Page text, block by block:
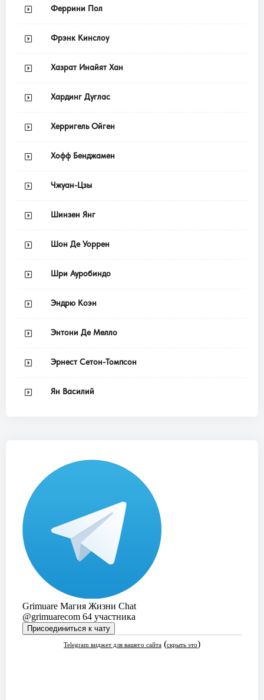
Феррини Пол
Фрэнк Кинслоу
Хазрат Инайят Хан
Хардинг Дуглас
Херригель Ойген
Хофф Бенджамен
Чжуан-Цзы
Шинзен Янг
Шон Де Уоррен
Шри Ауробиндо
Эндрю Коэн
Энтони Де Мелло
Эрнест Сетон-Томпсон
Ян Василий